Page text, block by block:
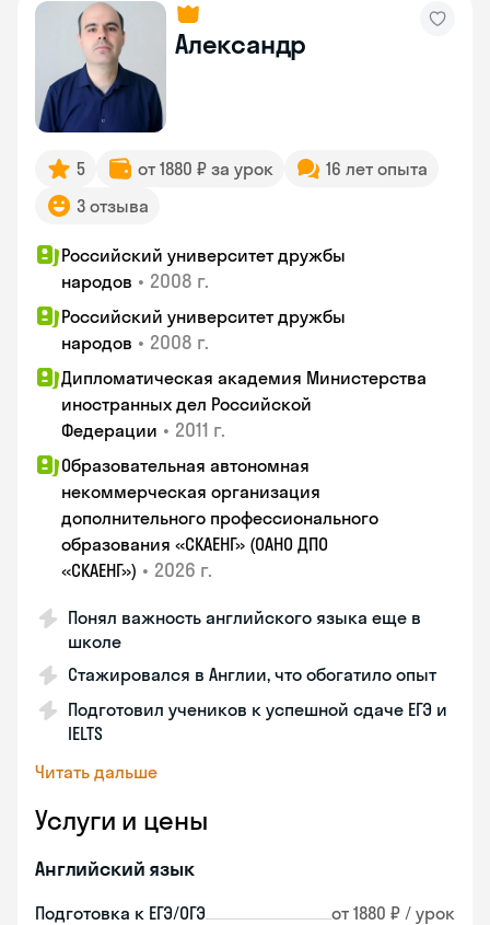
Александр
5 от 1880 ₽ за урок
16 лет опыта
3 отзыва
Российский университет дружбы
народов • 2008 г.
Российский университет дружбы
народов • 2008 г.
Дипломатическая академия Министерства
иностранных дел Российской
Федерации • 2011 г.
Образовательная автономная
некоммерческая организация
дополнительного профессионального
образования «СКАЕНГ» (ОАНО ДПО
«СКАЕНГ») • 2026 г.
Понял важность английского языка еще в
школе
Стажировался в Англии, что обогатило опыт
Подготовил учеников к успешной сдаче ЕГЭ и
IELTS
Читать дальше
Услуги и цены
Английский язык
Подготовка к ЕГЭ/ОГЭ от 1880 ₽ / урок